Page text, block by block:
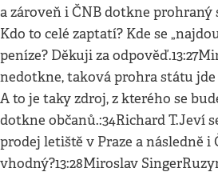
a zároveň i ČNB dotkne prohraný
Kdo to celé zaptatí? Kde se
peníze? Děkuji za
nedotkne, taková prohra státu
A to je taky zdroj, z kterého se
dotkne občanů.:34Richard T.Jeví
prodej letiště v Praze a následně i
vhodný?13:28Miroslav